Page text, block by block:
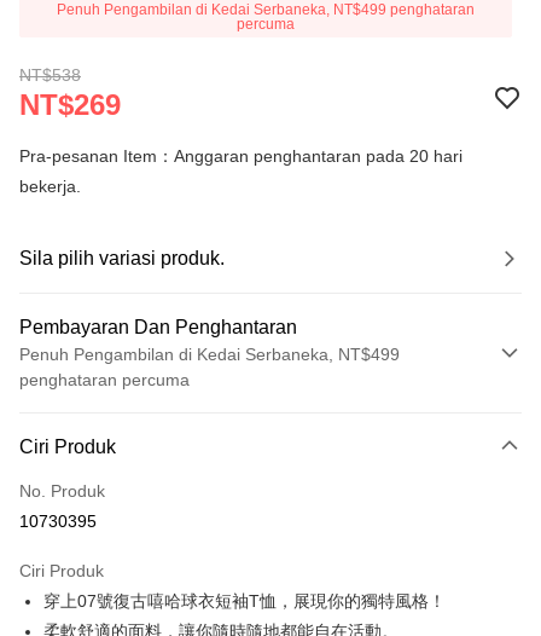
Penuh Pengambilan di Kedai Serbaneka, NT$499 penghataran
percuma
NT$538
NT$269
Pra-pesanan Item：Anggaran penghantaran pada 20 hari
bekerja.
Sila pilih variasi produk.
Pembayaran Dan Penghantaran
Penuh Pengambilan di Kedai Serbaneka, NT$499
penghataran percuma
Kad Kredit (Bayaran Penuh)
Pengambilan di Kedai Serbaneka
Apple Pay
Ciri Produk
No. Produk
10730395
Ciri Produk
穿上07號復古嘻哈球衣短袖T恤，展現你的獨特風格！
柔軟舒適的面料，讓你隨時隨地都能自在活動。